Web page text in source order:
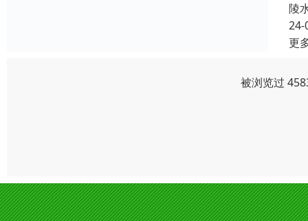
陵
24-
更
被浏览过